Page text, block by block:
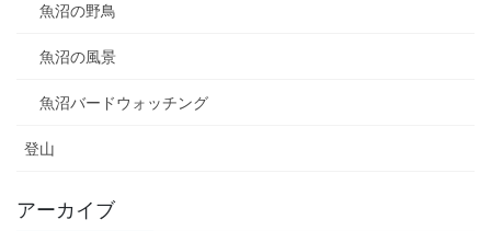
魚沼の野鳥
魚沼の風景
魚沼バードウォッチング
登山
アーカイブ